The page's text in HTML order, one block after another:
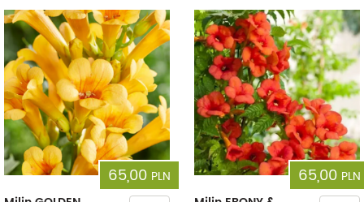
65,00 PLN
65,00 PLN